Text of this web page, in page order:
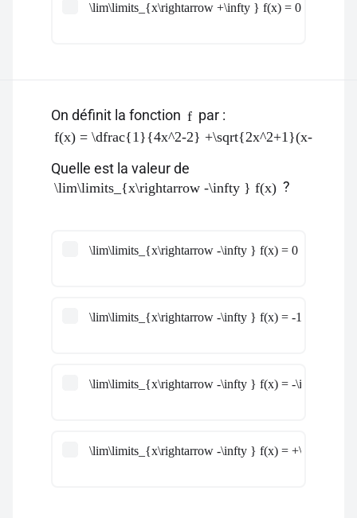
\lim\limits_{x\rightarrow +\infty } f(x) = 0
On définit la fonction f par :
f(x) = \dfrac{1}{4x^2-2} +\sqrt{2x^2+1}(x-1)^2
Quelle est la valeur de
\lim\limits_{x\rightarrow -\infty } f(x) ?
\lim\limits_{x\rightarrow -\infty } f(x) = 0
\lim\limits_{x\rightarrow -\infty } f(x) = -1
\lim\limits_{x\rightarrow -\infty } f(x) = -\infty
\lim\limits_{x\rightarrow -\infty } f(x) = +\infty